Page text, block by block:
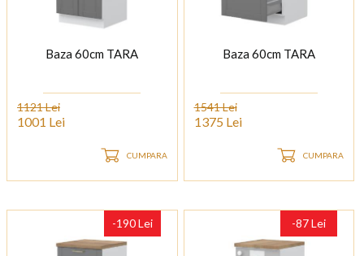
Baza 60cm TARA
1121 Lei
1001 Lei
CUMPARA
Baza 60cm TARA
1541 Lei
1375 Lei
CUMPARA
-190 Lei -87 Lei